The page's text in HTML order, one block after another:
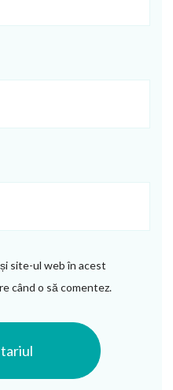
site-ul web în acest
când o să comentez.